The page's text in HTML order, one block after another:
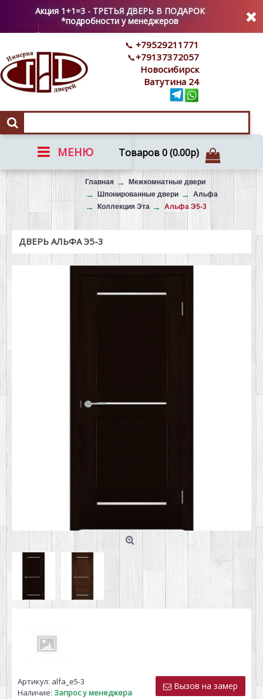
Акция 1+1=3 - ТРЕТЬЯ ДВЕРЬ В ПОДАРОК
*подробности у менеджеров
Товаров 0 (0.00р)
+79529211771
+79137372057
Новосибирск
Ватутина 24
МЕНЮ
Вызов на замер Главная
Межкомнатные двери
Шпонированные двери
Альфа
Коллекция Эта
Альфа Э5-3
ДВЕРЬ АЛЬФА Э5-3
Вызов на замер
Артикул: alfa_e5-3
Наличие: Запрос у менеджера